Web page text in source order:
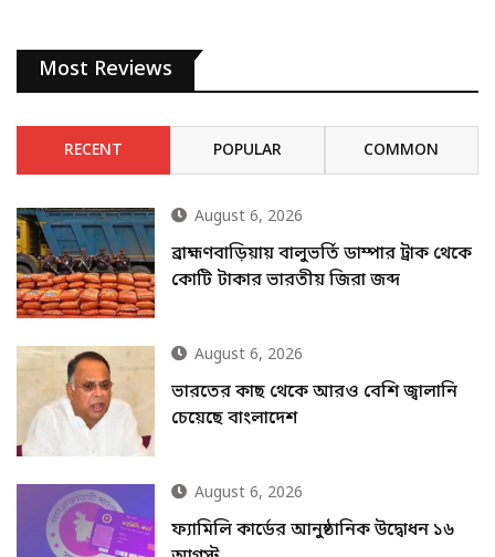
Most Reviews
RECENT POPULAR COMMON
August 6, 2026
ব্রাহ্মণবাড়িয়ায় বালুভর্তি ডাম্পার ট্রাক থেকে
কোটি টাকার ভারতীয় জিরা জব্দ
August 6, 2026
ভারতের কাছ থেকে আরও বেশি জ্বালানি
চেয়েছে বাংলাদেশ
August 6, 2026
ফ্যামিলি কার্ডের আনুষ্ঠানিক উদ্বোধন ১৬